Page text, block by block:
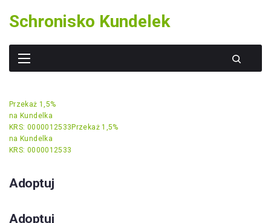
content
Schronisko Kundelek
Przekaż 1,5%
na Kundelka
KRS: 0000012533 Przekaż 1,5%
na Kundelka
KRS: 0000012533
Adoptuj
Adoptuj